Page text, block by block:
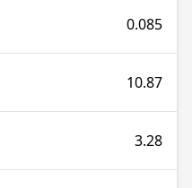
0.085
10.87
3.28